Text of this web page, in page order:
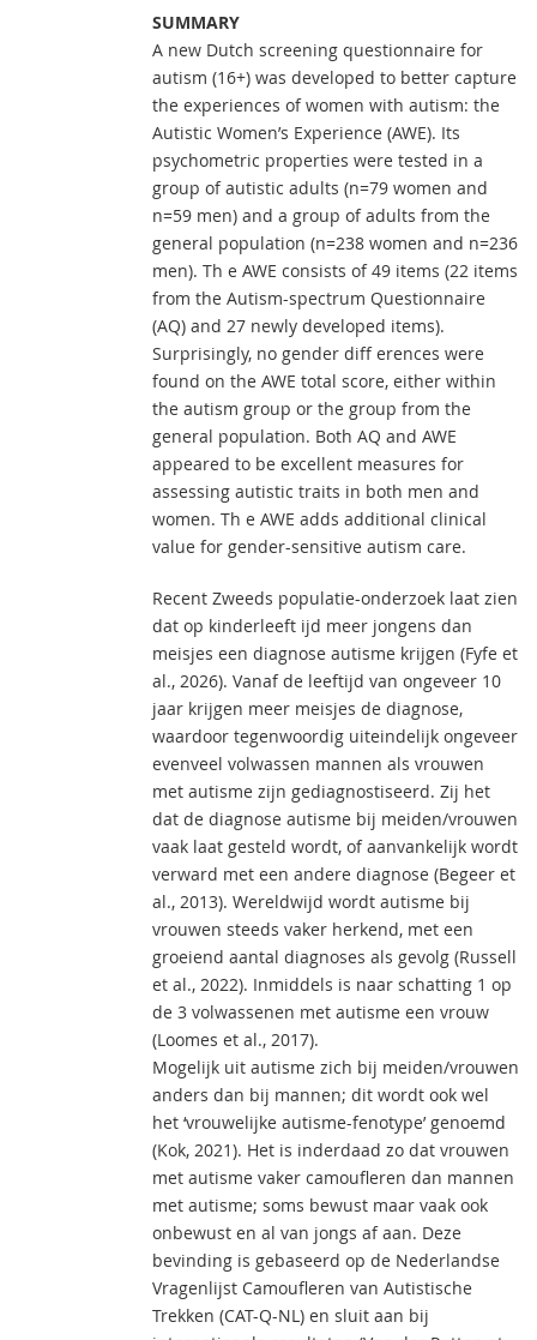
SUMMARY
A new Dutch screening questionnaire for
autism (16+) was developed to better capture
the experiences of women with autism: the
Autistic Women’s Experience (AWE). Its
psychometric properties were tested in a
group of autistic adults (n=79 women and
n=59 men) and a group of adults from the
general population (n=238 women and n=236
men). Th e AWE consists of 49 items (22 items
from the Autism-spectrum Questionnaire
(AQ) and 27 newly developed items).
Surprisingly, no gender diff erences were
found on the AWE total score, either within
the autism group or the group from the
general population. Both AQ and AWE
appeared to be excellent measures for
assessing autistic traits in both men and
women. Th e AWE adds additional clinical
value for gender-sensitive autism care.
Recent Zweeds populatie-onderzoek laat zien
dat op kinderleeft ijd meer jongens dan
meisjes een diagnose autisme krijgen (Fyfe et
al., 2026). Vanaf de leeftijd van ongeveer 10
jaar krijgen meer meisjes de diagnose,
waardoor tegenwoordig uiteindelijk ongeveer
evenveel volwassen mannen als vrouwen
met autisme zijn gediagnostiseerd. Zij het
dat de diagnose autisme bij meiden/vrouwen
vaak laat gesteld wordt, of aanvankelijk wordt
verward met een andere diagnose (Begeer et
al., 2013). Wereldwijd wordt autisme bij
vrouwen steeds vaker herkend, met een
groeiend aantal diagnoses als gevolg (Russell
et al., 2022). Inmiddels is naar schatting 1 op
de 3 volwassenen met autisme een vrouw
(Loomes et al., 2017).
Mogelijk uit autisme zich bij meiden/vrouwen
anders dan bij mannen; dit wordt ook wel
het ‘vrouwelijke autisme-fenotype’ genoemd
(Kok, 2021). Het is inderdaad zo dat vrouwen
met autisme vaker camoufleren dan mannen
met autisme; soms bewust maar vaak ook
onbewust en al van jongs af aan. Deze
bevinding is gebaseerd op de Nederlandse
Vragenlijst Camoufleren van Autistische
Trekken (CAT-Q-NL) en sluit aan bij